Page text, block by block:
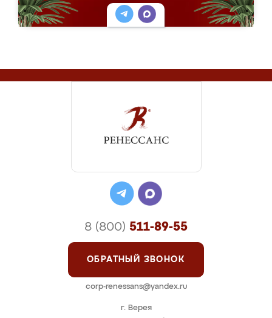
г. Верея
8 (800) 511-89-55
ОБРАТНЫЙ ЗВОНОК
corp-renessans@yandex.ru